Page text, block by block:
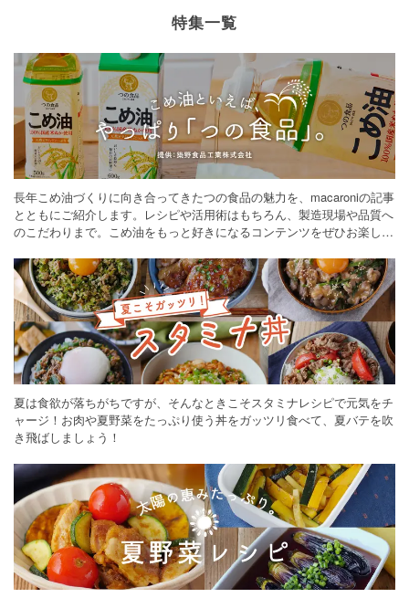
特集一覧
長年こめ油づくりに向き合ってきたつの食品の魅力を、macaroniの記事
とともにご紹介します。レシピや活用術はもちろん、製造現場や品質へ
のこだわりまで。こめ油をもっと好きになるコンテンツをぜひお楽しみ
夏は食欲が落ちがちですが、そんなときこそスタミナレシピで元気をチ
ャージ！お肉や夏野菜をたっぷり使う丼をガッツリ食べて、夏バテを吹
き飛ばしましょう！